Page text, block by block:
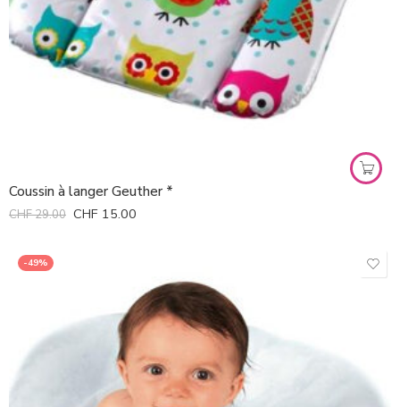
Coussin à langer Geuther *
CHF29.00 CHF 15.00
-49%